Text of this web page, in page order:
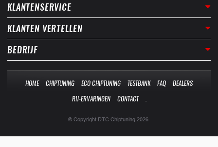
KLANTENSERVICE
KLANTEN VERTELLEN
BEDRIJF
HOME CHIPTUNING ECO CHIPTUNING TESTBANK FAQ
DEALERS
RIJ-ERVARINGEN
CONTACT
© Copyright DTC Chiptuning 2026